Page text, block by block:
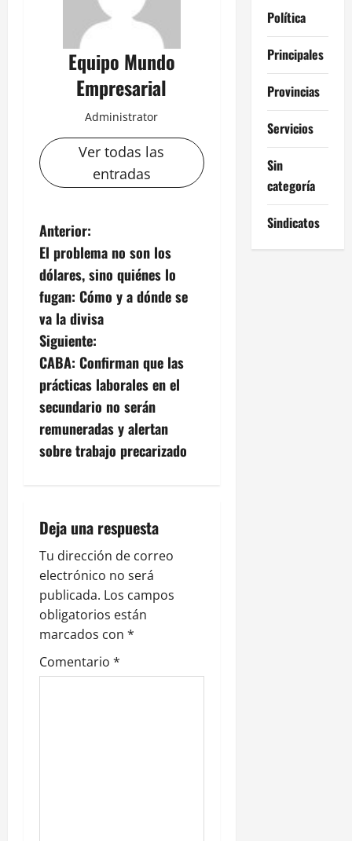
Equipo Mundo
Empresarial
Administrator
Ver todas las
entradas
N
a
v
e
g
a
c
i
n
d
e
e
n
Anterior:
El problema no son los
dólares, sino quiénes lo
fugan: Cómo y a dónde se
va la divisa
Siguiente:
CABA: Confirman que las
prácticas laborales en el
secundario no serán
remuneradas y alertan
sobre trabajo precarizado
Deja una respuesta
Tu dirección de correo
electrónico no será
publicada. Los campos
obligatorios están
marcados con *
Comentario *
Política
Principales
Provincias
Servicios
Sin
categoría
Sindicatos